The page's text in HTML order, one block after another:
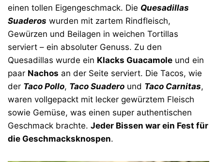
einen tollen Eigengeschmack. Die Quesadillas
Suaderos wurden mit zartem Rindfleisch,
Gewürzen und Beilagen in weichen Tortillas
serviert – ein absoluter Genuss. Zu den
Quesadillas wurde ein Klacks Guacamole und ein
paar Nachos an der Seite serviert. Die Tacos, wie
der Taco Pollo, Taco Suadero und Taco Carnitas,
waren vollgepackt mit lecker gewürztem Fleisch
sowie Gemüse, was einen super authentischen
Geschmack brachte. Jeder Bissen war ein Fest für
die Geschmacksknospen.